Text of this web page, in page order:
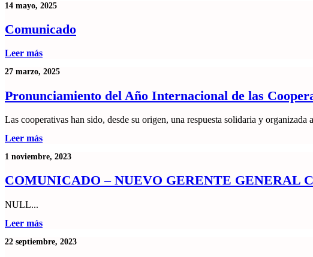
14 mayo, 2025
Comunicado
Leer más
27 marzo, 2025
Pronunciamiento del Año Internacional de las
Las cooperativas han sido, desde su origen, una respuesta solidaria y organizada
Leer más
1 noviembre, 2023
COMUNICADO – NUEVO GERENTE GENERAL
NULL...
Leer más
22 septiembre, 2023